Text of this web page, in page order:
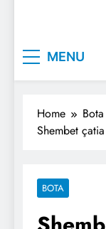
MENU
Home
Bota
Shembet
BOTA